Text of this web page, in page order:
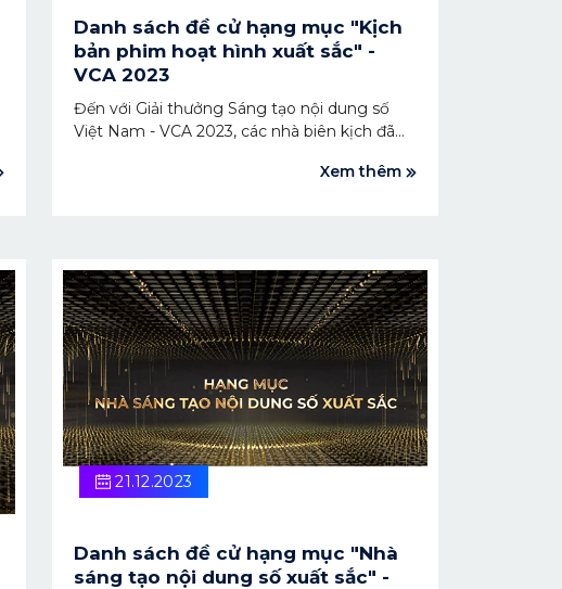
Danh sách đề cử hạng mục "Kịch
bản phim hoạt hình xuất sắc" -
VCA 2023
Đến với Giải thưởng Sáng tạo nội dung số
Việt Nam - VCA 2023, các nhà biên kịch đã
Sau thời gian bình chọn và đánh giá, 7 cái tên
Xem thêm
21.12.2023
Danh sách đề cử hạng mục "Nhà
sáng tạo nội dung số xuất sắc" -